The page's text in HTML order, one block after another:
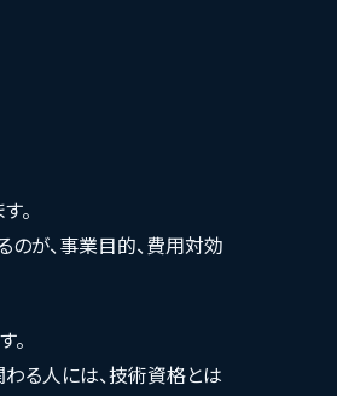
。
のが、事業目的、費用対効
。
る人には、技術資格とは